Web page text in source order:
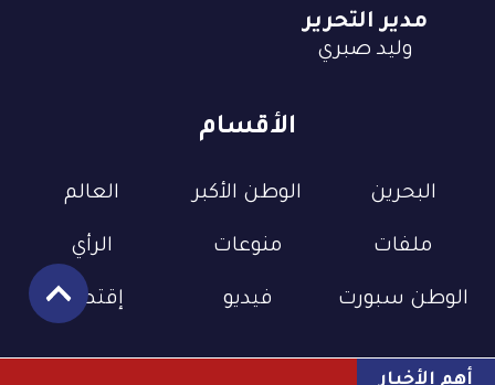
أهم الأخبار
الأقسام
البحرين الوطن الأكبر العالم
ملفات منوعات الرأي
الوطن سبورت فيديو إقتصاد
مدير التحرير
وليد صبري